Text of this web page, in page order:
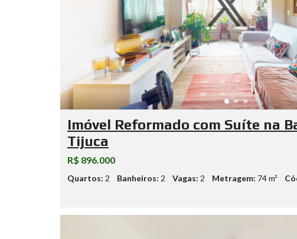
Imóvel Reformado com Suíte na
Tijuca
R$ 896.000
Quartos: 2 Banheiros: 2 Vagas: 2 Metragem: 74 m²